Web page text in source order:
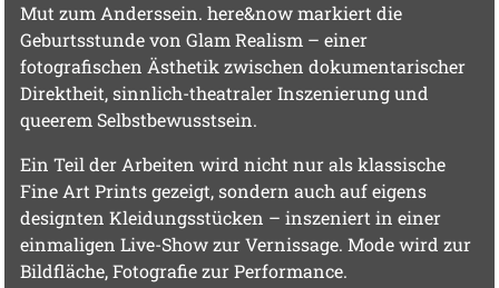
Mut zum Anderssein. here&now markiert die
Geburtsstunde von Glam Realism – einer
fotografischen Ästhetik zwischen dokumentarischer
Direktheit, sinnlich-theatraler Inszenierung und
queerem Selbstbewusstsein.
Ein Teil der Arbeiten wird nicht nur als klassische
Fine Art Prints gezeigt, sondern auch auf eigens
designten Kleidungsstücken – inszeniert in einer
einmaligen Live-Show zur Vernissage. Mode wird zur
Bildfläche, Fotografie zur Performance.